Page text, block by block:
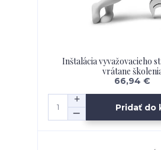
Inštalácia vyvažovacieho
vrátane
66,94 €
Pridať do